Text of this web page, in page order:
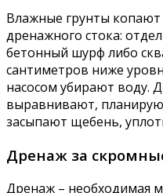
Влажные грунты копают
дренажного стока:
бетонный шурф либо
сантиметров ниже
насосом убирают воду.
выравнивают,
засыпают щебень,
Дренаж за
Дренаж – необходимая